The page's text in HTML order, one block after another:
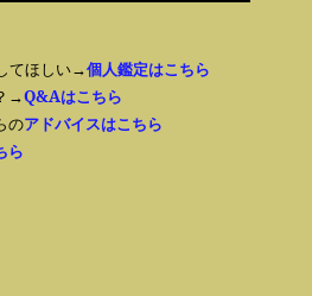
てほしい→個人鑑定はこちら
→Q&Aはこちら
のアドバイスはこちら
ら